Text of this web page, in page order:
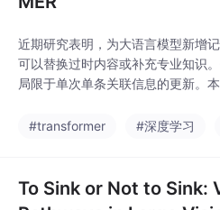
近期研究表明，为大语言模型新增
可以替换过时内容或补充专业知识
局限于单次单条关联信息的更新。
（60 亿参数）、GPT-NeoX（200
#transformer #深度学习
To Sink or Not to Sink: